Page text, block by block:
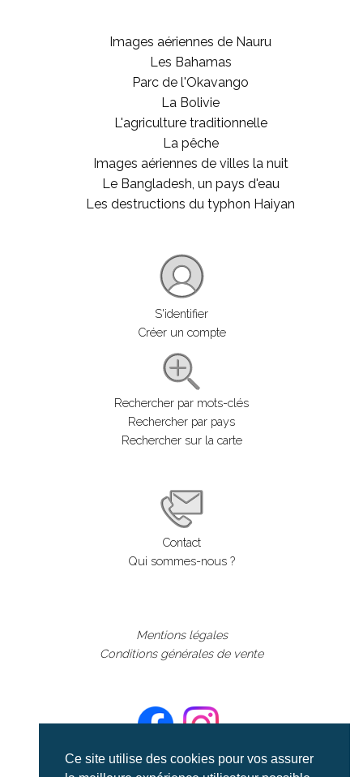
Ce site utilise des cookies pour vos assurer
Images aériennes de Nauru
Les Bahamas
Parc de l'Okavango
La Bolivie
L'agriculture traditionnelle
La pêche
Images aériennes de villes la nuit
Le Bangladesh, un pays d'eau
Les destructions du typhon Haiyan
S'identifier
Créer un compte
Rechercher par mots-clés
Rechercher par pays
Rechercher sur la carte
Contact
Qui sommes-nous ?
Mentions légales
Conditions générales de vente